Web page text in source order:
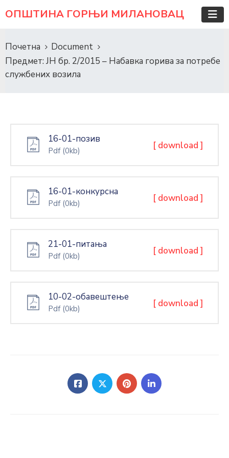
ОПШТИНА ГОРЊИ МИЛАНОВАЦ
Почетна
Document
Предмет: ЈН бр. 2/2015 – Набавка горива за потребе
службених возила
16-01-позив
Pdf (0kb) [ download ]
16-01-конкурсна
Pdf (0kb) [ download ]
21-01-питања
Pdf (0kb) [ download ]
10-02-обавештење
Pdf (0kb) [ download ]